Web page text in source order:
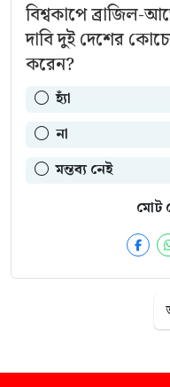
বিশ্বকাপে ব্রাজিল-
দাবি দুই দেশের
করেন?
হ্যাঁ
না
মন্তব্য নেই
মোট